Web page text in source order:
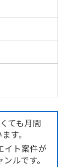
ても月間
す。
イト案件が
ルです。